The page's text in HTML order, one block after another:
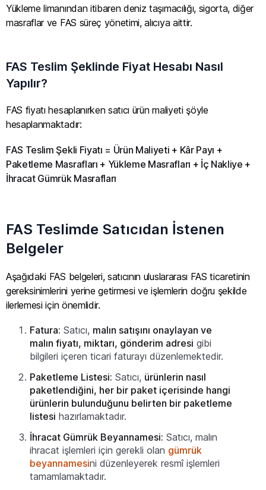
Yükleme limanından itibaren deniz taşımacılığı, sigorta, diğer
masraflar ve FAS süreç yönetimi, alıcıya aittir.
FAS Teslim Şeklinde Fiyat Hesabı Nasıl
Yapılır?
FAS fiyatı hesaplanırken satıcı ürün maliyeti şöyle
hesaplanmaktadır:
FAS Teslim Şekli Fiyatı = Ürün Maliyeti + Kâr Payı +
Paketleme Masrafları + Yükleme Masrafları + İç Nakliye +
İhracat Gümrük Masrafları
FAS Teslimde Satıcıdan İstenen
Belgeler
Aşağıdaki FAS belgeleri, satıcının uluslararası FAS ticaretinin
gereksinimlerini yerine getirmesi ve işlemlerin doğru şekilde
ilerlemesi için önemlidir.
Fatura: Satıcı, malın satışını onaylayan ve
malın fiyatı, miktarı, gönderim adresi gibi
bilgileri içeren ticari faturayı düzenlemektedir.
Paketleme Listesi: Satıcı, ürünlerin nasıl
paketlendiğini, her bir paket içerisinde hangi
ürünlerin bulunduğunu belirten bir paketleme
listesi hazırlamaktadır.
İhracat Gümrük Beyannamesi: Satıcı, malın
ihracat işlemleri için gerekli olan gümrük
beyannamesini düzenleyerek resmî işlemleri
tamamlamaktadır.